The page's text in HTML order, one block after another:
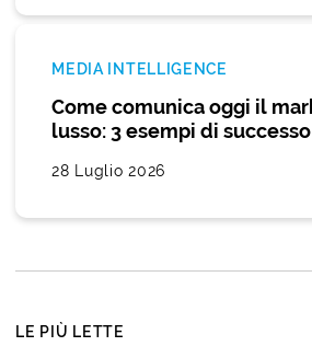
MEDIA INTELLIGENCE
Come comunica oggi il
lusso: 3 esempi di successo
28 Luglio 2026
LE PIÙ LETTE